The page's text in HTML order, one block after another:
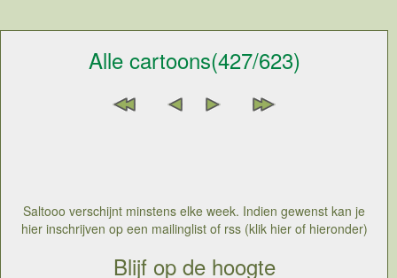
Alle cartoons(427/623)
Saltooo verschijnt minstens elke week. Indien gewenst kan je
hier inschrijven op een mailinglist of rss (klik hier of hieronder)
Blijf op de hoogte